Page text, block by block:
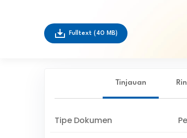
Fulltext (40 MB)
Tinjauan
Tipe Dokumen